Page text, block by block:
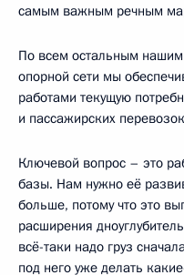
самым важным речным
По всем остальным
опорной сети мы
работами текущую
и пассажирских
Ключевой вопрос – это
базы. Нам нужно её
больше, потому что это
расширения
всё-таки надо груз
под него уже делать